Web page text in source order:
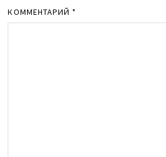
КОММЕНТАРИЙ *